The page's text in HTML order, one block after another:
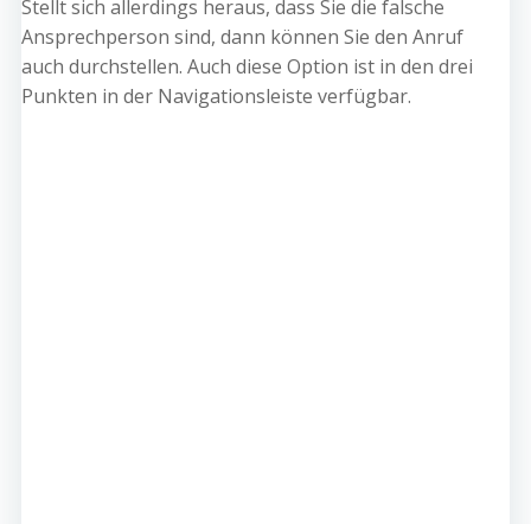
Stellt sich allerdings heraus, dass Sie die falsche
Ansprechperson sind, dann können Sie den Anruf
auch durchstellen. Auch diese Option ist in den drei
Punkten in der Navigationsleiste verfügbar.